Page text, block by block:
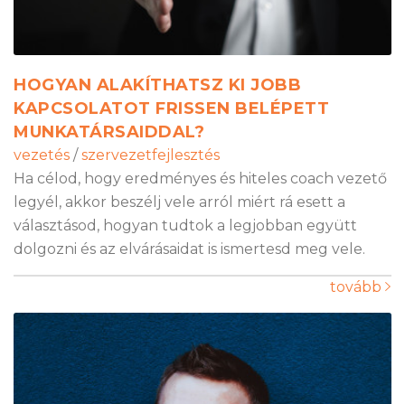
HOGYAN ALAKÍTHATSZ KI JOBB
KAPCSOLATOT FRISSEN BELÉPETT
MUNKATÁRSAIDDAL?
vezetés / szervezetfejlesztés
Ha célod, hogy eredményes és hiteles coach vezető
legyél, akkor beszélj vele arról miért rá esett a
választásod, hogyan tudtok a legjobban együtt
dolgozni és az elvárásaidat is ismertesd meg vele.
tovább